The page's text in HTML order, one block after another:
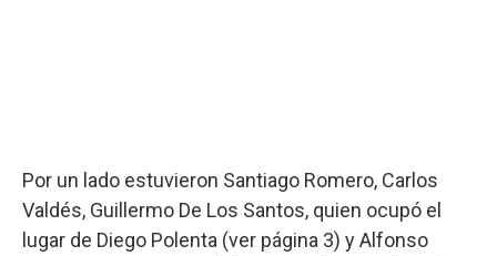
Por un lado estuvieron Santiago Romero, Carlos
Valdés, Guillermo De Los Santos, quien ocupó el
lugar de Diego Polenta (ver página 3) y Alfonso